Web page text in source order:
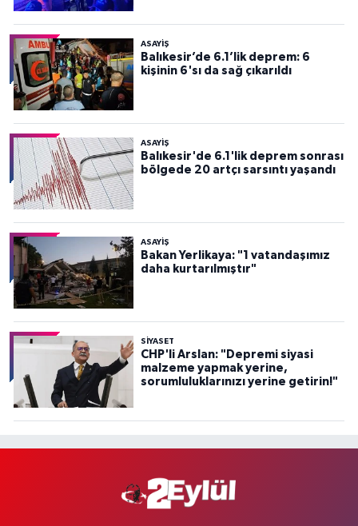
ASAYİŞ
Balıkesir’de 6.1’lik deprem: 6
kişinin 6'sı da sağ çıkarıldı
ASAYİŞ
Balıkesir'de 6.1'lik deprem sonrası
bölgede 20 artçı sarsıntı yaşandı
ASAYİŞ
Bakan Yerlikaya: "1 vatandaşımız
daha kurtarılmıştır"
SİYASET
CHP'li Arslan: "Depremi siyasi
malzeme yapmak yerine,
sorumluluklarınızı yerine getirin!"